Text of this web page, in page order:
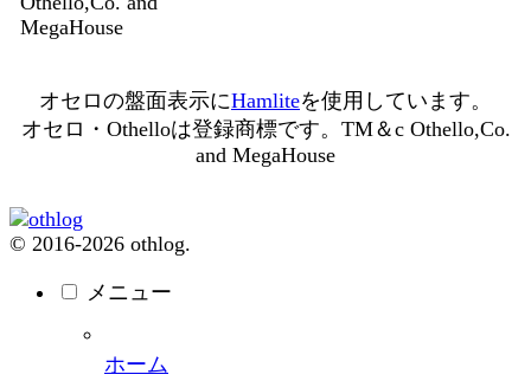
MegaHouse
オセロの盤面表示にHamliteを使用しています。
オセロ・Othelloは登録商標です。TM＆c Othello,Co.
and MegaHouse
© 2016-2026 othlog.
メニュー
ホーム